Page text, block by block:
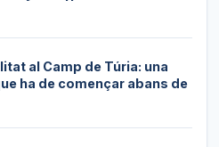
al Camp de Túria: una
ha de començar abans de